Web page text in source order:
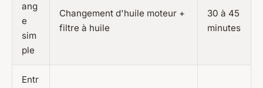
ang
e
sim
ple
Changement d'huile moteur +
filtre à huile
30 à 45
minutes
Entr